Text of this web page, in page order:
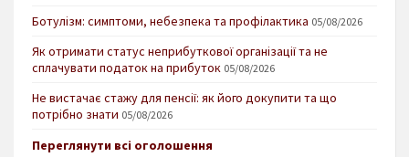
Ботулізм: симптоми, небезпека та профілактика 05/08/2026
Як отримати статус неприбуткової організації та не
сплачувати податок на прибуток 05/08/2026
Не вистачає стажу для пенсії: як його докупити та що
потрібно знати 05/08/2026
Переглянути всі оголошення